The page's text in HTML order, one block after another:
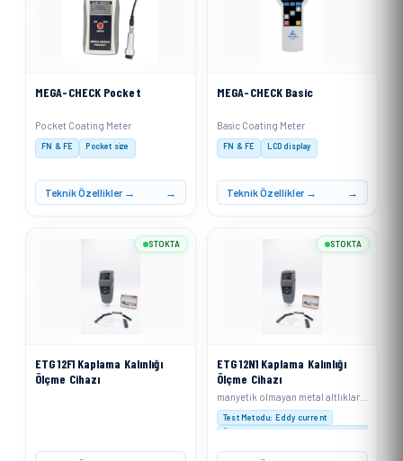
MEGA-CHECK Pocket
Pocket Coating Meter
FN & FE Pocket size
Teknik Özellikler →
MEGA-CHECK Basic
Basic Coating Meter
FN & FE LCD display
Teknik Özellikler →
ETG 12F1 Kaplama Kalınlığı
Ölçme Cihazı
STOKTA
ETG 12N1 Kaplama Kalınlığı
Ölçme Cihazı
Test Metodu: Eddy current
Ölçüm Aralığı : 0-1250 µm (0-50 mil)
STOKTA